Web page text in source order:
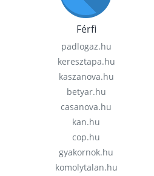
Férfi
padlogaz.hu
keresztapa.hu
kaszanova.hu
betyar.hu
casanova.hu
kan.hu
cop.hu
gyakornok.hu
komolytalan.hu